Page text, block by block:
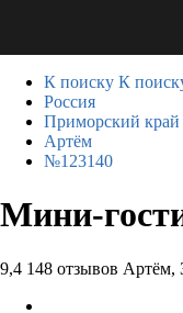
К поиску К
Россия
Приморский край
Артём
№123140
Мини-
9,4 148 отзывов Артём,